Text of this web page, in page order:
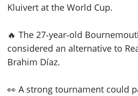
Kluivert at the World Cup.
🔥 The 27‑year‑old
considered an alternative to
Brahim Díaz.
👀 A strong tournament could